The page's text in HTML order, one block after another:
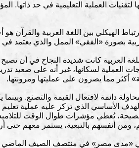
لتقنيات العملية التعليمية في حد ذاتها.
الهيكلي بين اللغة العربية والقرآن
بصورة «الفقي» الممل والذي يعتمد
العربية كانت شديدة النجاح في أن
العملية لسكانها، غير أنه على صعيد
أكثر مما يصرون على عمليتها ومرونتها.
دائمة لافتعال القيمة والتصنع.
الهدف الأساسي الذي تركز عليه عملية
يُعطي مؤشرات طوال الوقت
ومن أنفسهم بالتبعية، يستمر معهم حتى
في «مدى مصر» في منتصف الصيف الماضي